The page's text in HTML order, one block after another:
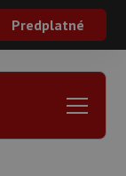
Predplatné